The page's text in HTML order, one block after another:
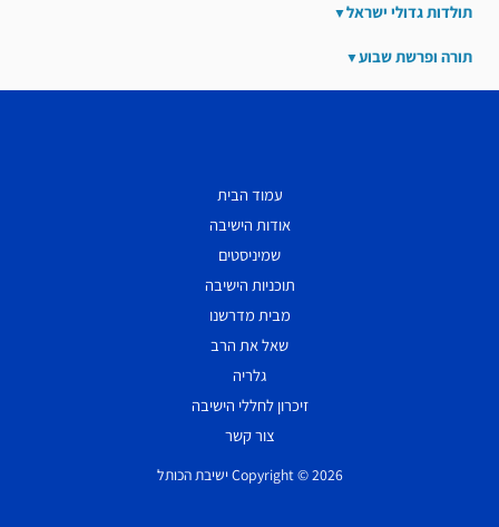
תולדות גדולי ישראל
תורה ופרשת שבוע
עמוד הבית
אודות הישיבה
שמיניסטים
תוכניות הישיבה
מבית מדרשנו
שאל את הרב
גלריה
זיכרון לחללי הישיבה
צור קשר
Copyright © 2026 ישיבת הכותל